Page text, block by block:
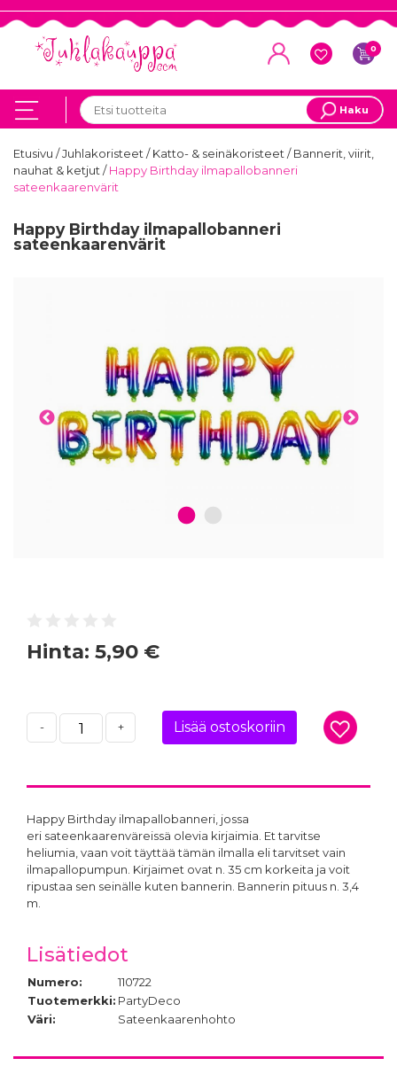
0
Haku
Etusivu /Juhlakoristeet/Katto- & seinäkoristeet/Bannerit, viirit,
nauhat & ketjut/Happy Birthday ilmapallobanneri
sateenkaarenvärit
Happy Birthday ilmapallobanneri
sateenkaarenvärit
1 2
Hinta: 5,90 €
- + Lisää ostoskoriin
Happy Birthday ilmapallobanneri, jossa
eri sateenkaarenväreissä olevia kirjaimia. Et tarvitse
heliumia, vaan voit täyttää tämän ilmalla eli tarvitset vain
ilmapallopumpun. Kirjaimet ovat n. 35 cm korkeita ja voit
ripustaa sen seinälle kuten bannerin. Bannerin pituus n. 3,4
m.
Lisätiedot
Numero:
110722
Tuotemerkki: PartyDeco
Väri:
Sateenkaarenhohto